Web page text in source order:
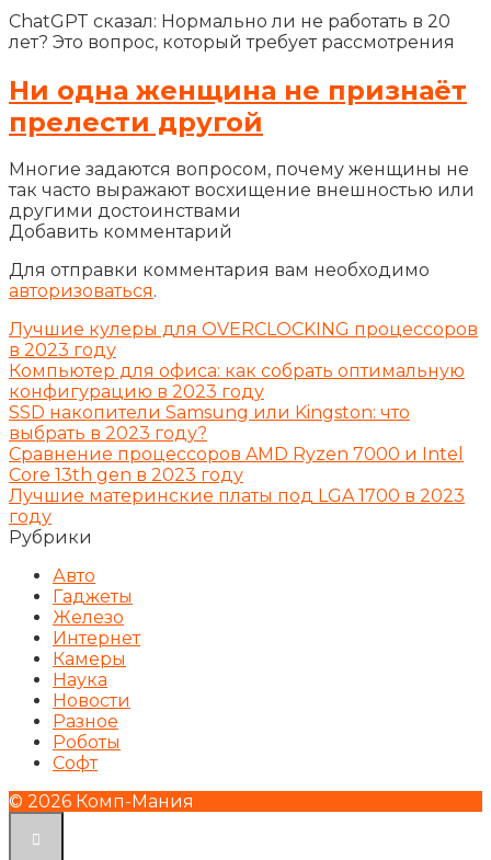
ChatGPT сказал: Нормально ли не работать в 20
лет? Это вопрос, который требует рассмотрения
Ни одна женщина не признаёт
прелести другой
Многие задаются вопросом, почему женщины не
так часто выражают восхищение внешностью или
другими достоинствами
Добавить комментарий
Для отправки комментария вам необходимо
авторизоваться.
Лучшие кулеры для OVERCLOCKING процессоров
в 2023 году
Компьютер для офиса: как собрать оптимальную
конфигурацию в 2023 году
SSD накопители Samsung или Kingston: что
выбрать в 2023 году?
Сравнение процессоров AMD Ryzen 7000 и Intel
Core 13th gen в 2023 году
Лучшие материнские платы под LGA 1700 в 2023
году
Рубрики
Авто
Гаджеты
Железо
Интернет
Камеры
Наука
Новости
Разное
Роботы
Софт
© 2026 Комп-Мания